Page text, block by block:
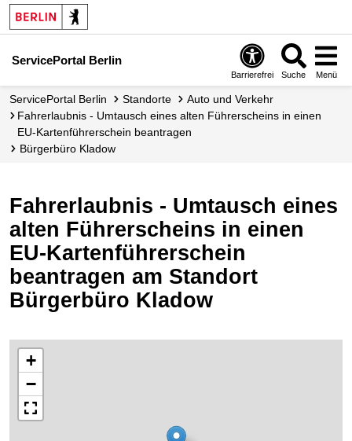
ServicePortal Berlin
Barrierefrei Suche Menü
ServicePortal Berlin Standorte
Auto und Verkehr
Fahrerlaubnis - Umtausch eines alten Führerscheins in einen
EU-Kartenführerschein beantragen
Bürgerbüro Kladow
Fahrerlaubnis - Umtausch eines
alten Führerscheins in einen
EU-Kartenführerschein
beantragen am Standort
Bürgerbüro Kladow
+
−